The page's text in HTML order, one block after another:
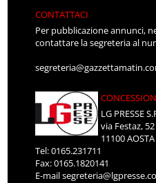
CONTATTACI
Per pubblicazione annunci,
contattare la segreteria al
LG PRESSE
via Festaz, 52
11100 AOSTA
Tel: 0165.231711
Fax: 0165.1820141
E-mail